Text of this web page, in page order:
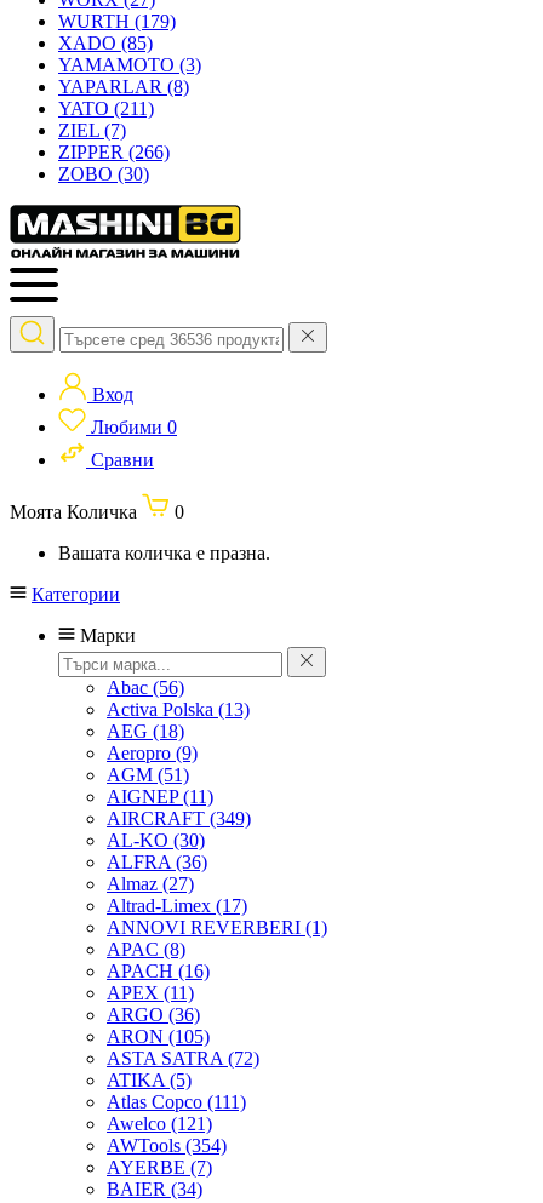
WURTH (179)
XADO (85)
YAMAMOTO (3)
YAPARLAR (8)
YATO (211)
ZIEL (7)
ZIPPER (266)
ZOBO (30)
Вход
Любими 0
Сравни
Моята Количка
0
Вашата количка е празна.
Категории
Марки
Abac (56)
Activa Polska (13)
AEG (18)
Aeropro (9)
AGM (51)
AIGNEP(11)
AIRCRAFT (349)
AL-KO (30)
ALFRA (36)
Almaz (27)
Altrad-Limex (17)
ANNOVI REVERBERI (1)
APAC (8)
APACH (16)
APEX (11)
ARGO (36)
ARON (105)
ASTA SATRA (72)
ATIKA (5)
Atlas Copco (111)
Awelco (121)
AWTools (354)
AYERBE (7)
BAIER (34)